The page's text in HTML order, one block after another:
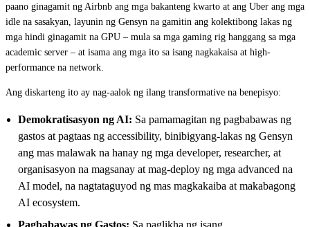
paano ginagamit ng Airbnb ang mga bakanteng kwarto at ang Uber ang mga
idle na sasakyan, layunin ng Gensyn na gamitin ang kolektibong lakas ng
mga hindi ginagamit na GPU – mula sa mga gaming rig hanggang sa mga
academic server – at isama ang mga ito sa isang nagkakaisa at high-
performance na network.
Ang diskarteng ito ay nag-aalok ng ilang transformative na benepisyo:
Demokratisasyon ng AI: Sa pamamagitan ng pagbabawas ng
gastos at pagtaas ng accessibility, binibigyang-lakas ng Gensyn
ang mas malawak na hanay ng mga developer, researcher, at
organisasyon na magsanay at mag-deploy ng mga advanced na
AI model, na nagtataguyod ng mas magkakaiba at makabagong
AI ecosystem.
Pagbabawas ng Gastos: Sa paglikha ng isang